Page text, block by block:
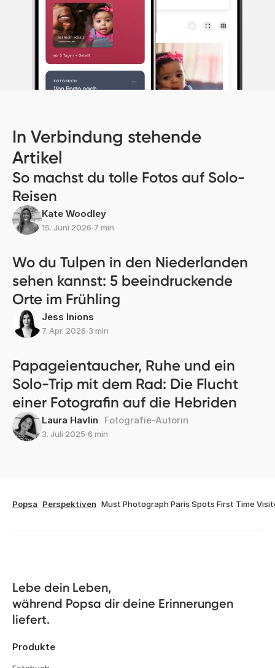
In Verbindung stehende
Artikel
So machst du tolle Fotos auf Solo-
Reisen
Kate Woodley
15. Juni 2026∙7 min
Wo du Tulpen in den Niederlanden
sehen kannst: 5 beeindruckende
Orte im Frühling
Jess Inions
7. Apr. 2026∙3 min
Papageientaucher, Ruhe und ein
Solo-Trip mit dem Rad: Die Flucht
einer Fotografin auf die Hebriden
Laura Havlin Fotografie-Autorin
3. Juli 2025∙6 min
Popsa Perspektiven Must Photograph Paris Spots First Time
Lebe dein Leben,
während Popsa dir deine Erinnerungen
liefert.
Produkte